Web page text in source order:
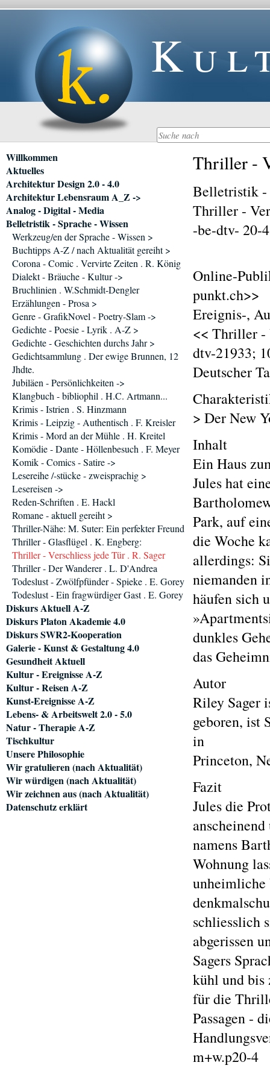
Thriller -
Belletristik -
Thriller -
-be-dtv- 20-
Online-
punkt.ch>>
Ereignis-,
<< Thriller -
dtv-21933;
Deutscher
> Der New
Inhalt
Ein Haus
Jules hat
Park, auf
die Woche
allerdings:
niemanden
häufen sich
dunkles
das
Autor
Riley Sager
geboren, ist
in
Princeton,
Fazit
Jules die
namens
Wohnung
unheimliche
schliesslich
abgerissen
Sagers
kühl und bis
für die
Passagen -
m+w.p20-4
Navigation
überspringen
Willkommen
Aktuelles
Architektur Design 2.0 - 4.0
Architektur Lebensraum A_Z ->
Analog - Digital - Media
Belletristik - Sprache - Wissen
Werkzeug/en der Sprache - Wissen >
Buchtipps A-Z / nach Aktualität gereiht >
Corona - Comic . Vervirte Zeiten . R. König
Dialekt - Bräuche - Kultur ->
Bruchlinien . W.Schmidt-Dengler
Erzählungen - Prosa >
Genre - GrafikNovel - Poetry-Slam ->
Gedichte - Poesie - Lyrik . A-Z >
Gedichte - Geschichten durchs Jahr >
Gedichtsammlung . Der ewige Brunnen, 12
Jhdte.
Jubiläen - Persönlichkeiten ->
Klangbuch - bibliophil . H.C. Artmann...
Krimis - Istrien . S. Hinzmann
Krimis - Leipzig - Authentisch . F. Kreisler
Krimis - Mord an der Mühle . H. Kreitel
Komödie - Dante - Höllenbesuch . F. Meyer
Komik - Comics - Satire ->
Lesereihe /-stücke - zweisprachig >
Lesereisen ->
Reden-Schriften . E. Hackl
Romane - aktuell gereiht >
Thriller-Nähe: M. Suter: Ein perfekter Freund
Thriller - Glasflügel . K. Engberg:
Thriller - Verschliess jede Tür . R. Sager
Thriller - Der Wanderer . L. D'Andrea
Todeslust - Zwölfpfünder - Spieke . E. Gorey
Todeslust - Ein fragwürdiger Gast . E. Gorey
Diskurs Aktuell A-Z
Diskurs Platon Akademie 4.0
Diskurs SWR2-Kooperation
Galerie - Kunst & Gestaltung 4.0
Gesundheit Aktuell
Kultur - Ereignisse A-Z
Kultur - Reisen A-Z
Kunst-Ereignisse A-Z
Lebens- & Arbeitswelt 2.0 - 5.0
Natur - Therapie A-Z
Tischkultur
Unsere Philosophie
Wir gratulieren (nach Aktualität)
Wir würdigen (nach Aktualität)
Wir zeichnen aus (nach Aktualität)
Datenschutz erklärt